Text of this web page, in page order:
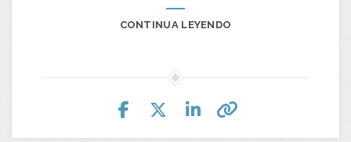
CONTINUA LEYENDO